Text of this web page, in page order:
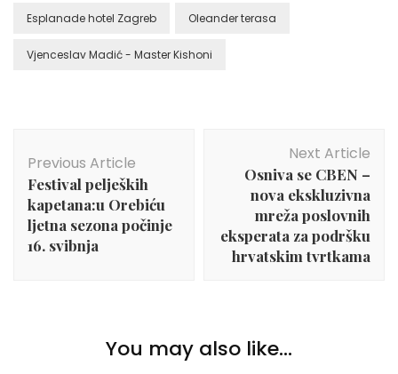
Esplanade hotel Zagreb Oleander terasa
Vjenceslav Madić - Master Kishoni
Navigation
Previous Article
Festival peljeških
kapetana:u Orebiću
ljetna sezona počinje
16. svibnja
Next Article
Osniva se CBEN –
nova ekskluzivna
mreža poslovnih
eksperata za podršku
hrvatskim tvrtkama
You may also like...